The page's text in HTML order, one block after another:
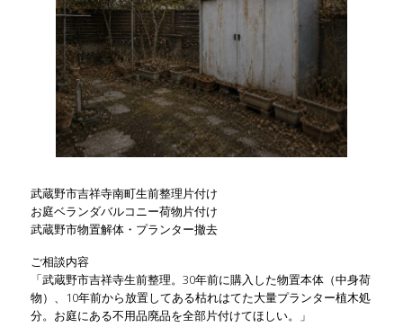
武蔵野市吉祥寺南町生前整理片付け
お庭ベランダバルコニー荷物片付け
武蔵野市物置解体・プランター撤去
ご相談内容
「武蔵野市吉祥寺生前整理。30年前に購入した物置本体（中身荷
物）、10年前から放置してある枯れはてた大量プランター植木処
分。お庭にある不用品廃品を全部片付けてほしい。」